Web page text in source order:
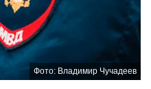
Фото: Владимир Чучадеев